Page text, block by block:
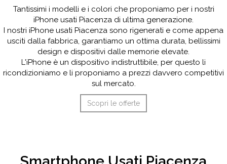
Tantissimi i modelli e i colori che proponiamo per i nostri
iPhone usati Piacenza di ultima generazione.
I nostri iPhone usati Piacenza sono rigenerati e come appena
usciti dalla fabbrica, garantiamo un ottima durata, bellissimi
design e dispositivi dalle memorie elevate.
L'iPhone è un dispositivo indistruttibile, per questo li
ricondizioniamo e li proponiamo a prezzi davvero competitivi
sul mercato.
Scopri le offerte